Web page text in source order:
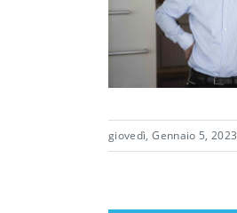
giovedì, Gennaio 5, 2023